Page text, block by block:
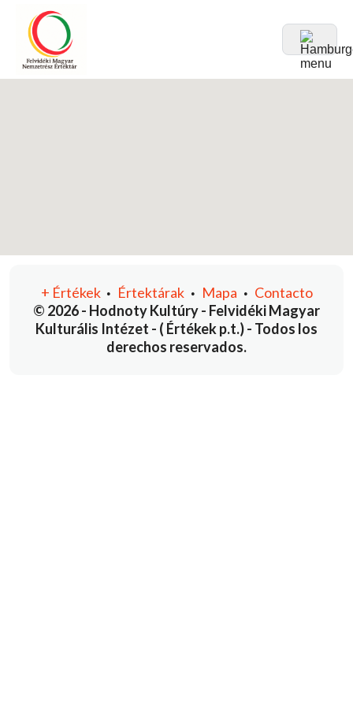
© 2026 - Hodnoty Kultúry - Felvidéki Magyar
Kulturális Intézet - ( Értékek p.t.) - Todos los
derechos reservados.
+ Értékek • Értektárak• Mapa • Contacto